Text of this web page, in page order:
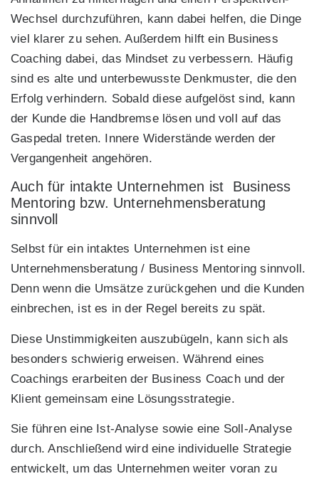
Wechsel durchzuführen, kann dabei helfen, die Dinge
viel klarer zu sehen. Außerdem hilft ein Business
Coaching dabei, das Mindset zu verbessern. Häufig
sind es alte und unterbewusste Denkmuster, die den
Erfolg verhindern. Sobald diese aufgelöst sind, kann
der Kunde die Handbremse lösen und voll auf das
Gaspedal treten. Innere Widerstände werden der
Vergangenheit angehören.
Auch für intakte Unternehmen ist Business
Mentoring bzw. Unternehmensberatung
sinnvoll
Selbst für ein intaktes Unternehmen ist eine
Unternehmensberatung / Business Mentoring sinnvoll.
Denn wenn die Umsätze zurückgehen und die Kunden
einbrechen, ist es in der Regel bereits zu spät.
Diese Unstimmigkeiten auszubügeln, kann sich als
besonders schwierig erweisen. Während eines
Coachings erarbeiten der Business Coach und der
Klient gemeinsam eine Lösungsstrategie.
Sie führen eine Ist-Analyse sowie eine Soll-Analyse
durch. Anschließend wird eine individuelle Strategie
entwickelt, um das Unternehmen weiter voran zu